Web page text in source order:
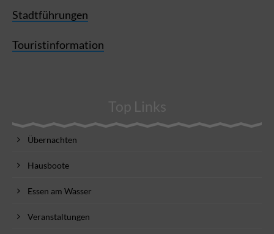
Stadtführungen
Touristinformation
Top Links
Übernachten
Hausboote
Essen am Wasser
Veranstaltungen